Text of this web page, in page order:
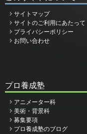
サイトマップ
サイトのご利用にあたって
プライバシーポリシー
お問い合わせ
プロ養成塾
アニメーター科
美術・背景科
募集要項
プロ養成塾のブログ